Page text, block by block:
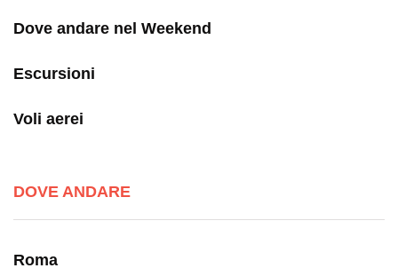
Dove andare nel Weekend
Escursioni
Voli aerei
DOVE ANDARE
Roma